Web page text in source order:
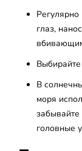
Регулярно
глаз,
В
моря
головные